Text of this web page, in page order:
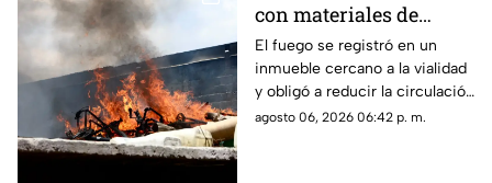
con materiales de
reciclaje provoca
afectaciones sobre la
carretera 57
El fuego se registró en un
inmueble cercano a la vialidad
y obligó a reducir la circulación
mientras continúan las
agosto 06, 2026 06:42 p. m.